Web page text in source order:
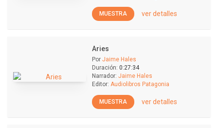
MUESTRA ver detalles
Aries
Por Jaime Hales
Duración: 0:27:34
Narrador: Jaime Hales
Editor: Audiolibros Patagonia
MUESTRA ver detalles